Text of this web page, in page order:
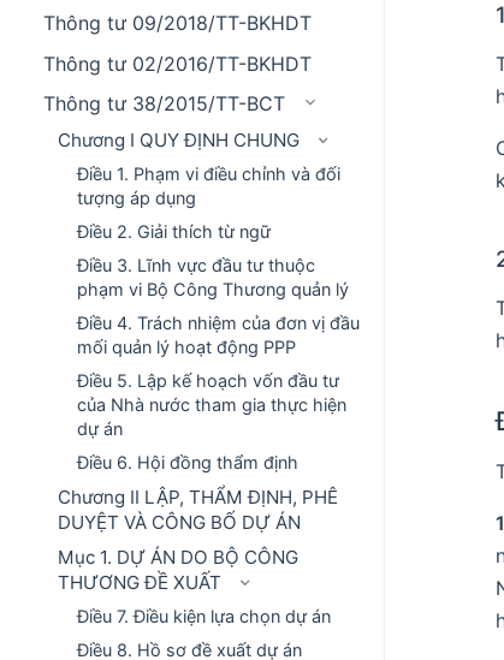
Thông tư 09/2018/TT-BKHDT
Thông tư 02/2016/TT-BKHDT
Thông tư 38/2015/TT-BCT
Chương I QUY ĐỊNH CHUNG
Điều 1. Phạm vi điều chỉnh và đối
tượng áp dụng
Điều 2. Giải thích từ ngữ
Điều 3. Lĩnh vực đầu tư thuộc
phạm vi Bộ Công Thương quản lý
Điều 4. Trách nhiệm của đơn vị đầu
mối quản lý hoạt động PPP
Điều 5. Lập kế hoạch vốn đầu tư
của Nhà nước tham gia thực hiện
dự án
Điều 6. Hội đồng thẩm định
Chương II LẬP, THẨM ĐỊNH, PHÊ
DUYỆT VÀ CÔNG BỐ DỰ ÁN
Mục 1. DỰ ÁN DO BỘ CÔNG
THƯƠNG ĐỀ XUẤT
Điều 7. Điều kiện lựa chọn dự án
Điều 8. Hồ sơ đề xuất dự án